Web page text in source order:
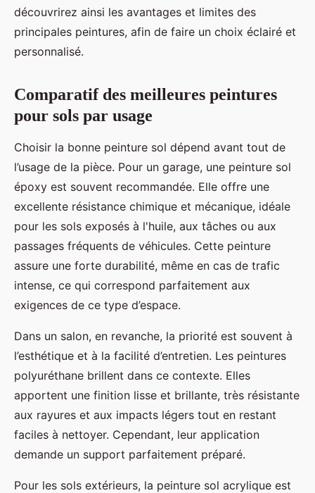
découvrirez ainsi les avantages et limites des
principales peintures, afin de faire un choix éclairé et
personnalisé.
Comparatif des meilleures peintures
pour sols par usage
Choisir la bonne peinture sol dépend avant tout de
l’usage de la pièce. Pour un garage, une peinture sol
époxy est souvent recommandée. Elle offre une
excellente résistance chimique et mécanique, idéale
pour les sols exposés à l'huile, aux tâches ou aux
passages fréquents de véhicules. Cette peinture
assure une forte durabilité, même en cas de trafic
intense, ce qui correspond parfaitement aux
exigences de ce type d’espace.
Dans un salon, en revanche, la priorité est souvent à
l’esthétique et à la facilité d’entretien. Les peintures
polyuréthane brillent dans ce contexte. Elles
apportent une finition lisse et brillante, très résistante
aux rayures et aux impacts légers tout en restant
faciles à nettoyer. Cependant, leur application
demande un support parfaitement préparé.
Pour les sols extérieurs, la peinture sol acrylique est